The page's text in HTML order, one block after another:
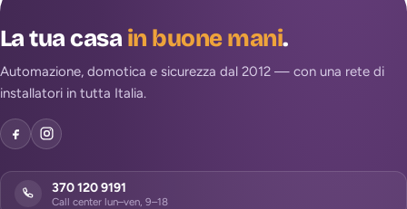
La tua casain buone mani.
Automazione, domotica e sicurezza dal 2012 — con una rete di
installatori in tutta Italia.
370 120 9191
Call center lun–ven, 9–18